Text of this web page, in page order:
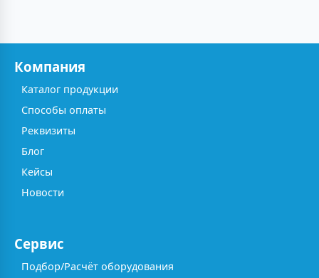
Компания
Каталог продукции
Способы оплаты
Реквизиты
Блог
Кейсы
Новости
Сервис
Подбор/Расчёт оборудования